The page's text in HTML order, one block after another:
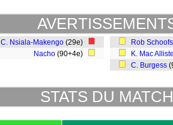
C. Nsiala-Makengo (29e)
Nacho (90+4e)
Rob Schoofs
K. Mac
C. Burgess
STATS DU MATCH